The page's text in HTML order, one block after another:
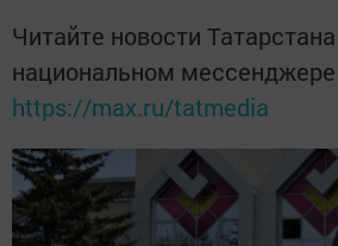
Читайте новости
национальном
https://max.ru/tatmedia